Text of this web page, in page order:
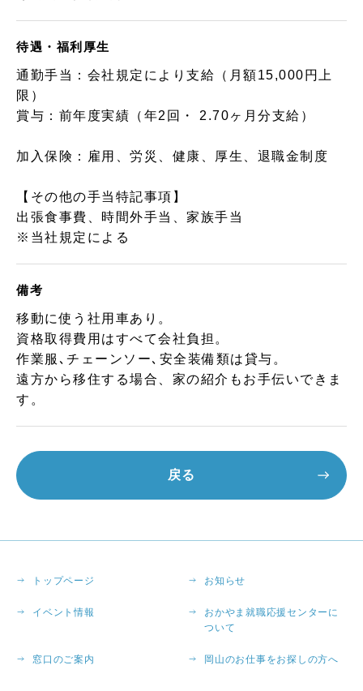
待遇・福利厚生
通勤手当：会社規定により支給（月額15,000円上
限）
賞与：前年度実績（年2回・ 2.70ヶ月分支給）
加入保険：雇用、労災、健康、厚生、退職金制度
【その他の手当特記事項】
出張食事費、時間外手当、家族手当
※当社規定による
備考
移動に使う社用車あり。
資格取得費用はすべて会社負担。
作業服､チェーンソー､安全装備類は貸与。
遠方から移住する場合、家の紹介もお手伝いできま
す。
戻る
トップページ お知らせ
イベント情報
おかやま就職応援センターに
ついて
窓口のご案内 岡山のお仕事をお探しの方へ